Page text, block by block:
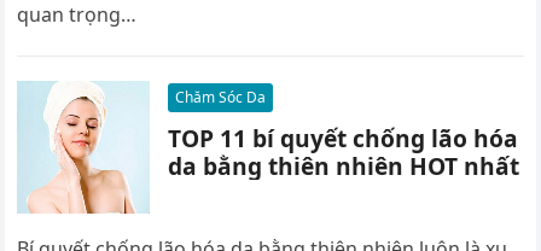
quan trọng…
Chăm Sóc Da
TOP 11 bí quyết chống lão hóa
da bằng thiên nhiên HOT nhất